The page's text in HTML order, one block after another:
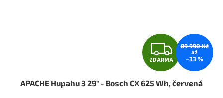
Z
D
A
ZDARMA
89 990 Kč
až
–33 %
APACHE Hupahu 3 29" - Bosch CX 625 Wh, červená